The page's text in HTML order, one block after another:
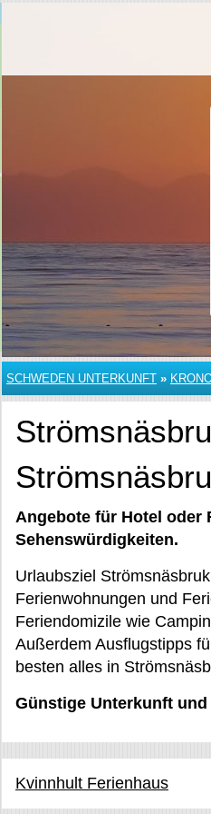
SCHWEDEN UNTERKUNFT »
Angebote für Hotel oder
Sehenswürdigkeiten.
Urlaubsziel
Ferienwohnungen und
Feriendomizile wie
Außerdem Ausflugstipps
besten alles in
Günstige Unterkunft
Kvinnhult Ferienhaus